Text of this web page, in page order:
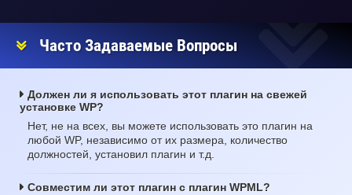
Часто Задаваемые Вопросы
Должен ли я использовать этот плагин на свежей
установке WP?
Нет, не на всех, вы можете использовать это плагин на
любой WP, независимо от их размера, количество
должностей, установил плагин и т.д.
Совместим ли этот плагин с плагин WPML?